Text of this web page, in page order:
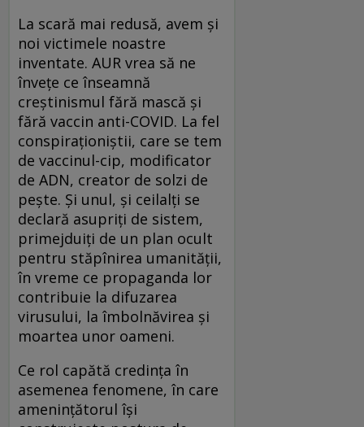
La scară mai redusă, avem şi
noi victimele noastre
inventate. AUR vrea să ne
înveţe ce înseamnă
creştinismul fără mască şi
fără vaccin anti-COVID. La fel
conspiraţioniştii, care se tem
de vaccinul-cip, modificator
de ADN, creator de solzi de
peşte. Şi unul, şi ceilalţi se
declară asupriţi de sistem,
primejduiţi de un plan ocult
pentru stăpînirea umanităţii,
în vreme ce propaganda lor
contribuie la difuzarea
virusului, la îmbolnăvirea şi
moartea unor oameni.
Ce rol capătă credinţa în
asemenea fenomene, în care
ameninţătorul îşi